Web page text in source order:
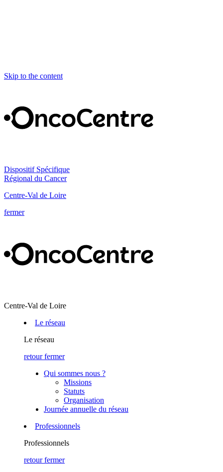
Skip to the content
Dispositif Spécifique
Régional du Cancer
Centre-Val de Loire
fermer
Centre-Val de Loire
Le réseau
Le réseau
retour fermer
Qui sommes nous ?
Missions
Statuts
Organisation
Journée annuelle du réseau
Professionnels
Professionnels
retour fermer